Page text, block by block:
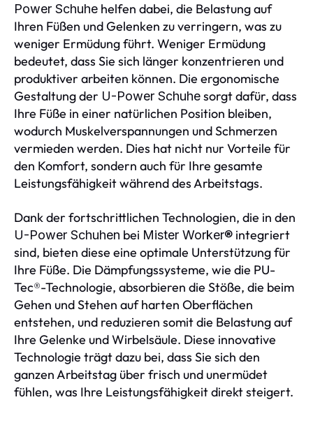
Power Schuhe helfen dabei, die Belastung auf
Ihren Füßen und Gelenken zu verringern, was zu
weniger Ermüdung führt. Weniger Ermüdung
bedeutet, dass Sie sich länger konzentrieren und
produktiver arbeiten können. Die ergonomische
Gestaltung der U-Power Schuhesorgt dafür, dass
Ihre Füße in einer natürlichen Position bleiben,
wodurch Muskelverspannungen und Schmerzen
vermieden werden. Dies hat nicht nur Vorteile für
den Komfort, sondern auch für Ihre gesamte
Leistungsfähigkeit während des Arbeitstags.
Dank der fortschrittlichen Technologien, die in den
U-Power Schuhen bei Mister Worker® integriert
sind, bieten diese eine optimale Unterstützung für
Ihre Füße. Die Dämpfungssysteme, wie die PU-
Tec®-Technologie, absorbieren die Stöße, die beim
Gehen und Stehen auf harten Oberflächen
entstehen, und reduzieren somit die Belastung auf
Ihre Gelenke und Wirbelsäule. Diese innovative
Technologie trägt dazu bei, dass Sie sich den
ganzen Arbeitstag über frisch und unermüdet
fühlen, was Ihre Leistungsfähigkeit direkt steigert.